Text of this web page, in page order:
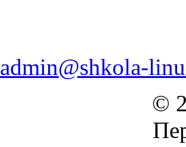
admin@shkola-
©